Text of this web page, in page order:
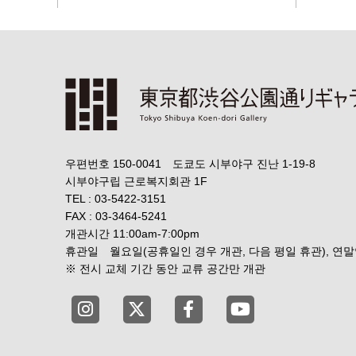
우편번호 150-0041 도쿄도 시부야구 진난 1-19-8
시부야구립 근로복지회관 1F
TEL : 03-5422-3151
FAX : 03-3464-5241
개관시간 11:00am-7:00pm
휴관일 월요일(공휴일인 경우 개관, 다음 평일 휴관), 연말
※ 전시 교체 기간 동안 교류 공간만 개관
Tokyo Shibuya Koen-dori Gallery
Tokyo Shibuya Koen-dori Gallery X
Tokyo Shibuya Koen-dori
Tokyo Shibuya